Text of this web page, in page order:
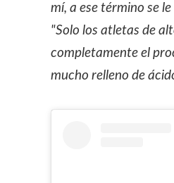
mí, a ese término se
"Solo los atletas de
completamente el
mucho relleno de